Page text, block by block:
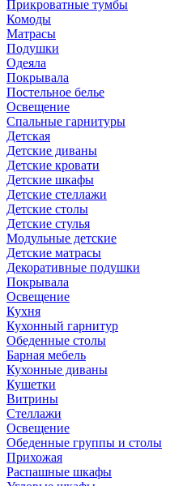
Прикроватные тумбы
Комоды
Матрасы
Подушки
Одеяла
Покрывала
Постельное белье
Освещение
Спальные гарнитуры
Детская
Детские диваны
Детские кровати
Детские шкафы
Детские стеллажи
Детские столы
Детские стулья
Модульные детские
Детские матрасы
Декоративные подушки
Покрывала
Освещение
Кухня
Кухонный гарнитур
Обеденные столы
Барная мебель
Кухонные диваны
Кушетки
Витрины
Стеллажи
Освещение
Обеденные группы и столы
Прихожая
Распашные шкафы